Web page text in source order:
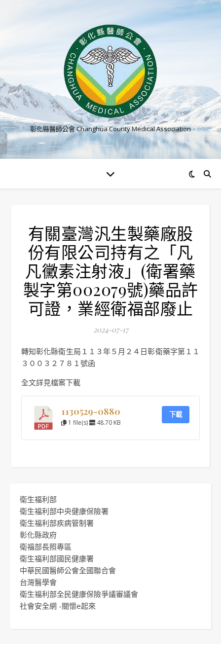
彰化縣醫師公會 Changhua County Medical Association
有關臺灣汎生製藥廠股
份有限公司持有之「凡
凡黴素注射液」(衛署藥
製字第002079號)藥品許
可證，業經衛福部廢止
2024-07-17
轉知彰化縣衛生局１１３年５月２４日彰衛藥字第１１
３００３２７８１號函
全文詳見檔案下載
1130529-0880
1 file(s) 48.70 KB
下載
衛生福利部
衛生福利部中央健康保險署
衛生福利部疾病管制署
彰化縣政府
衛福部長照專區
衛生福利部國民健康署
中華民國醫師公會全國聯合會
台灣醫學會
衛生福利部全民健康保險爭議審議會
社會安全網 -關懷e起來